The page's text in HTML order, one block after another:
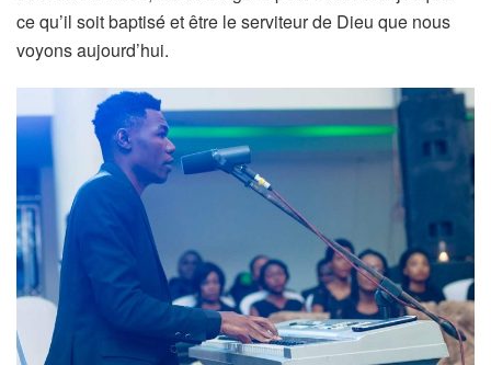
ce qu’il soit baptisé et être le serviteur de Dieu que nous
voyons aujourd’hui.